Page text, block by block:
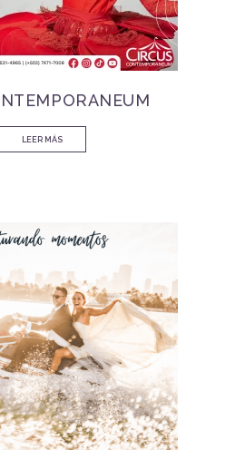
LEER MÁS